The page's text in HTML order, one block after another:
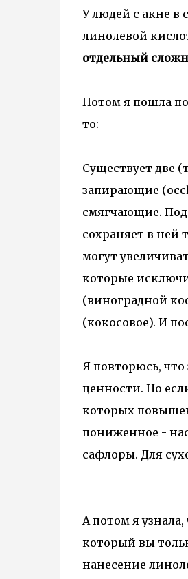
У людей с акне в
линолевой
отдельный
Потом я пошла
то:
Существует две
запирающие
смягчающие. Под
сохраняет в ней
могут
которые
(виноградной
(кокосовое). И
Я повторюсь,
ценности. Но
которых
пониженное -
сафлоры. Для
А потом я
который вы
нанесение